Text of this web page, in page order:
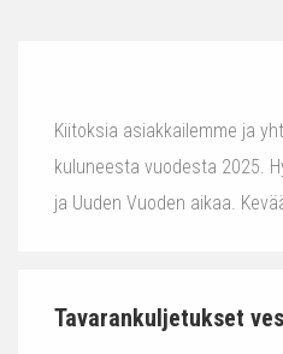
Kiitoksia asiakkailemme ja
kuluneesta vuodesta 2025.
ja Uuden Vuoden aikaa.
Tavarankuljetukset